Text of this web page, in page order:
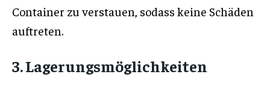
Container zu verstauen, sodass keine Schäden
auftreten.
3. Lagerungsmöglichkeiten